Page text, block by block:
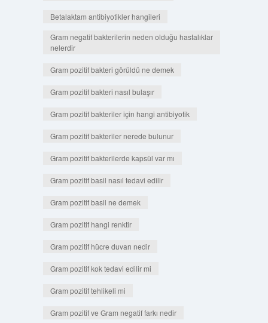
Betalaktam antibiyotikler hangileri
Gram negatif bakterilerin neden olduğu hastalıklar
nelerdir
Gram pozitif bakteri görüldü ne demek
Gram pozitif bakteri nasıl bulaşır
Gram pozitif bakteriler için hangi antibiyotik
Gram pozitif bakteriler nerede bulunur
Gram pozitif bakterilerde kapsül var mı
Gram pozitif basil nasıl tedavi edilir
Gram pozitif basil ne demek
Gram pozitif hangi renktir
Gram pozitif hücre duvarı nedir
Gram pozitif kok tedavi edilir mi
Gram pozitif tehlikeli mi
Gram pozitif ve Gram negatif farkı nedir